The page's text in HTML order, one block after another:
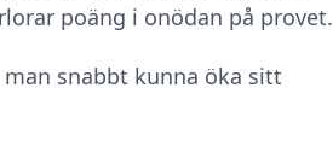
poäng i onödan på provet.
snabbt kunna öka sitt